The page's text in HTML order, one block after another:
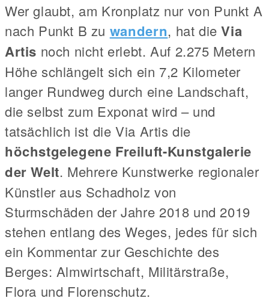
Wer glaubt, am Kronplatz nur von Punkt A
nach Punkt B zu wandern, hat dieVia
Artis noch nicht erlebt. Auf 2.275 Metern
Höhe schlängelt sich ein 7,2 Kilometer
langer Rundweg durch eine Landschaft,
die selbst zum Exponat wird – und
tatsächlich ist die Via Artis die
höchstgelegene Freiluft-Kunstgalerie
der Welt. Mehrere Kunstwerke regionaler
Künstler aus Schadholz von
Sturmschäden der Jahre 2018 und 2019
stehen entlang des Weges, jedes für sich
ein Kommentar zur Geschichte des
Berges: Almwirtschaft, Militärstraße,
Flora und Florenschutz.